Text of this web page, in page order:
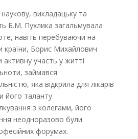
викладацьку та
Б.М. Пухлика загальмувала
навіть перебуваючи на
країни, Борис Михайлович
участь у житті
займався
яка відкрила для лікарів
його таланту.
з колегами, його
неодноразово були
форумах.